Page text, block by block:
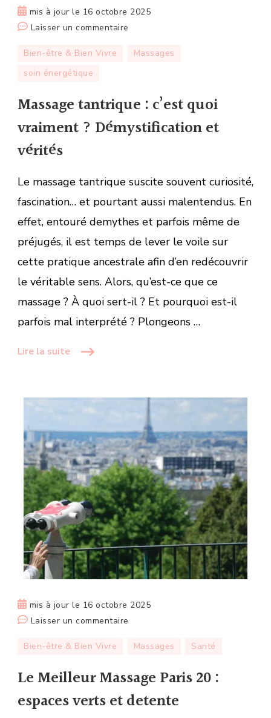
mis à jour le 16 octobre 2025
Laisser un commentaire
tantrique
quoi
vraiment
?
vérités
Bien-être & Bien Vivre
Massages
soin énergétique
Massage tantrique : c’est quoi
vraiment ? Démystification et
vérités
Le massage tantrique suscite souvent curiosité,
fascination… et pourtant aussi malentendus. En
effet, entouré demythes et parfois même de
préjugés, il est temps de lever le voile sur
cette pratique ancestrale afin d’en redécouvrir
le véritable sens. Alors, qu’est-ce que ce
massage ? À quoi sert-il ? Et pourquoi est-il
parfois mal interprété ? Plongeons …
Lire la suite
mis à jour le 16 octobre 2025
Laisser un commentaire
Meilleur
Paris
20
Bien-être & Bien Vivre Massages Santé
Le Meilleur Massage Paris 20 :
espaces verts et detente